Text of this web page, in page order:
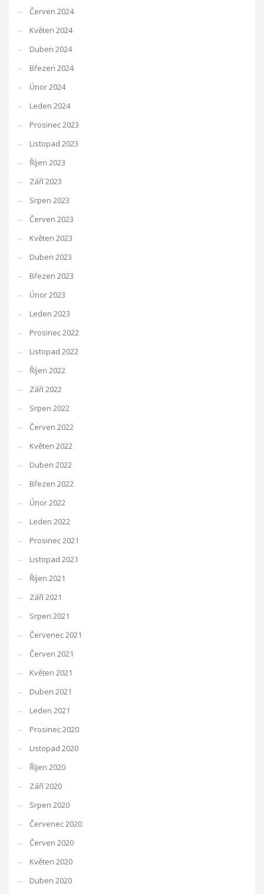
Červen 2024
Květen 2024
Duben 2024
Březen 2024
Únor 2024
Leden 2024
Prosinec 2023
Listopad 2023
Říjen 2023
Září 2023
Srpen 2023
Červen 2023
Květen 2023
Duben 2023
Březen 2023
Únor 2023
Leden 2023
Prosinec 2022
Listopad 2022
Říjen 2022
Září 2022
Srpen 2022
Červen 2022
Květen 2022
Duben 2022
Březen 2022
Únor 2022
Leden 2022
Prosinec 2021
Listopad 2021
Říjen 2021
Září 2021
Srpen 2021
Červenec 2021
Červen 2021
Květen 2021
Duben 2021
Leden 2021
Prosinec 2020
Listopad 2020
Říjen 2020
Září 2020
Srpen 2020
Červenec 2020
Červen 2020
Květen 2020
Duben 2020